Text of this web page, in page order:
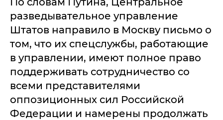
разведывательное управление
Штатов направило в Москву письмо о
том, что их спецслужбы, работающие
в управлении, имеют полное право
поддерживать сотрудничество со
всеми представителями
оппозиционных сил Российской
Федерации и намерены продолжать